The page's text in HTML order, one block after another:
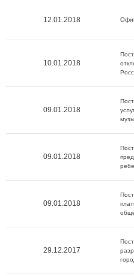
12.01.2018
10.01.2018
09.01.2018
09.01.2018
09.01.2018
29.12.2017